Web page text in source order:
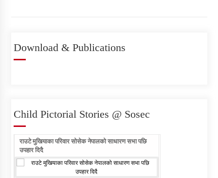
Published for Field Officer- Sub
Engineer
Download & Publications
Child Pictorial Stories @ Sosec
राउटे मुखियाका परिवार सोसेक नेपालको साधारण सभा पछि
उपहार दिदै